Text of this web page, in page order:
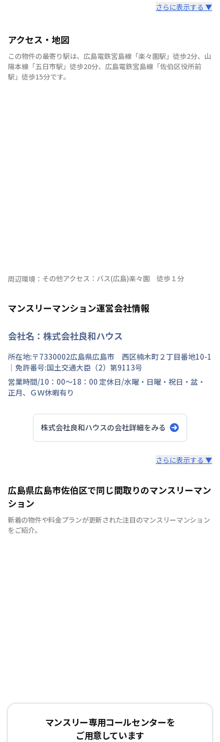
さらに表示する ▼
アクセス・地図
この物件の最寄り駅は、 広島電鉄宮島線 「楽々園駅 」 徒歩2分、 山
陽本線 「五日市駅 」 徒歩20分、 広島電鉄宮島線 「佐伯区役所前
駅 」 徒歩15分です。
周辺環境： その他アクセス：バス(広島)楽々園　徒歩１分
マンスリーマンション運営会社情報
会社名： 株式会社良和ハウス
所在地:〒7330002広島県広島市 西区楠木町２丁目番地10-1
｜免許番号:国土交通大臣（2）第9113号
営業時間/10：00～18：00 定休日/水曜・日曜・祝日・盆・
正月、ＧＷ休暇有り
株式会社良和ハウスの会社詳細をみる
広島のマンスリーマンション“エールマンスリー広島”は、
中国地方で管理物件戸数 NO.1の良和ハウスが運営展開す
るマンスリーマンションです。 豊富な物件の中から厳選
したお部屋にお洒落な家具や質のよい家電を装備。 イン
テリアやサービスにも拘った地元密着企業ならではの柔軟
さらに表示する ▼
広島県広島市佐伯区で同じ間取りのマンスリーマン
ション
新着の物件や料金プランが更新された注目のマンスリーマンション
をご紹介。
マンスリー専用コールセンターを
ご用意しています